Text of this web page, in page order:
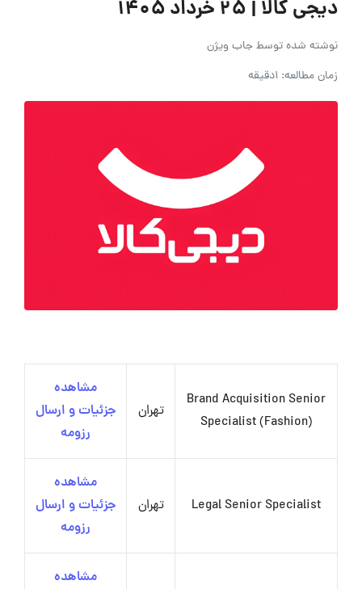
دیجی کالا | ۲۵ خرداد ۱۴۰۵
نوشته شده توسطجاب ویژن
زمان مطالعه: 1دقیقه
Brand Acquisition Senior
Specialist (Fashion)
تهران
مشاهده
جزئیات و ارسال
رزومه
Legal Senior Specialist تهران
مشاهده
جزئیات و ارسال
رزومه
مشاهده